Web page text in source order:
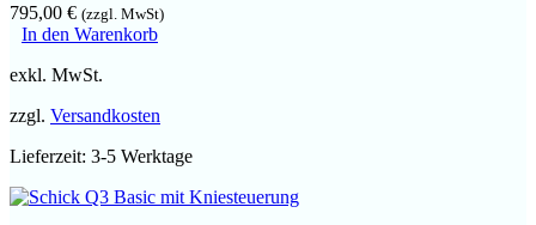
795,00 € (zzgl. MwSt)
In den Warenkorb
exkl. MwSt.
zzgl. Versandkosten
Lieferzeit: 3-5 Werktage